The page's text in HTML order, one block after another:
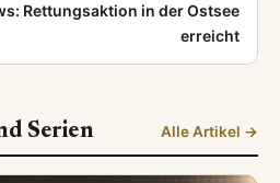
Rettungsaktion in der Ostsee
erreicht
Serien Alle Artikel →